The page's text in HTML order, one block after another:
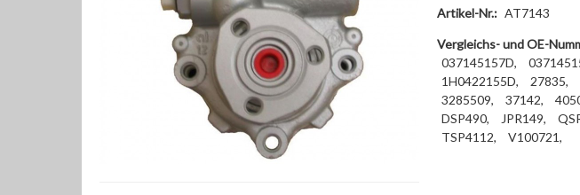
Artikel-Nr.: AT7143
Vergleichs- und OE-
037145157D,
1H0422155D,
27835,
3285509,
37142,
DSP490,
JPR149,
TSP4112,
V100721,